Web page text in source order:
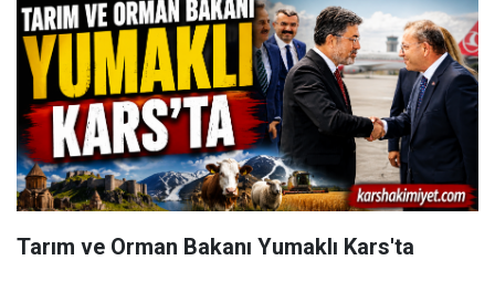
Tarım ve Orman Bakanı Yumaklı Kars'ta